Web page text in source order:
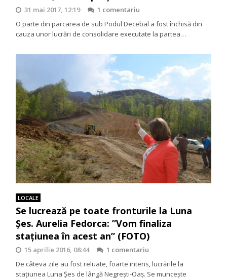
31 mai 2017, 12:19
1 comentariu
O parte din parcarea de sub Podul Decebal a fost închisă din
cauza unor lucrări de consolidare executate la partea…
LOCALE
Se lucrează pe toate fronturile la Luna
Șes. Aurelia Fedorca: ”Vom finaliza
stațiunea în acest an” (FOTO)
15 aprilie 2016, 08:44
1 comentariu
De câteva zile au fost reluate, foarte intens, lucrările la
stațiunea Luna Șes de lângă Negrești-Oaș. Se muncește